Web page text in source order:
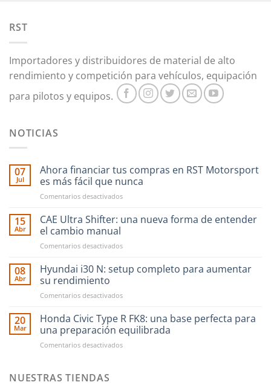
RST
Importadores y distribuidores de material de alto
rendimiento y competición para vehículos, equipación
para pilotos y equipos.
NOTICIAS
07
Jul
Ahora financiar tus compras en RST Motorsport
es más fácil que nunca
Comentarios desactivadosen
financiar
en
Motorsport
fácil
nunca
15
Abr
CAE Ultra Shifter: una nueva forma de entender
el cambio manual
Comentarios desactivadosen
Ultra
Shifter:
nueva
de
entender
cambio
08
Abr
Hyundai i30 N: setup completo para aumentar
su rendimiento
Comentarios desactivadosen
i30
setup
completo
20
Mar
Honda Civic Type R FK8: una base perfecta para
una preparación equilibrada
Comentarios desactivadosen
NUESTRAS TIENDAS